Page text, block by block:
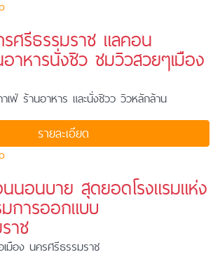
ศรีธรรมราช แลคอน
าหารนั่งชิว ชมวิวสวยๆเมือง
เฟ่ ร้านอาหาร และนั่งชิวว วิวหลักล้าน
รายละเอียด
นนอนบาย สุดยอดโรงแรมแห่ง
การออกแบบ
าช
มือง นครศรีธรรมราช